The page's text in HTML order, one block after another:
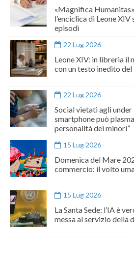
«Magnifica
l’enciclica di Leone XIV
episodi
22 Lug 2026
Leone XIV: in libreria il
con un testo inedito del
22 Lug 2026
Social vietati agli under
smartphone può
personalità dei minori”
15 Lug 2026
Domenica del Mare
commercio: il volto
15 Lug 2026
La Santa Sede: l’IA è
messa al servizio della